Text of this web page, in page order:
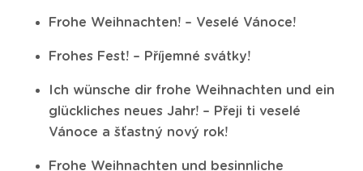
Frohe Weihnachten! – Veselé Vánoce!
Frohes Fest! – Příjemné svátky!
Ich wünsche dir frohe Weihnachten und ein
glückliches neues Jahr! – Přeji ti veselé
Vánoce a šťastný nový rok!
Frohe Weihnachten und besinnliche